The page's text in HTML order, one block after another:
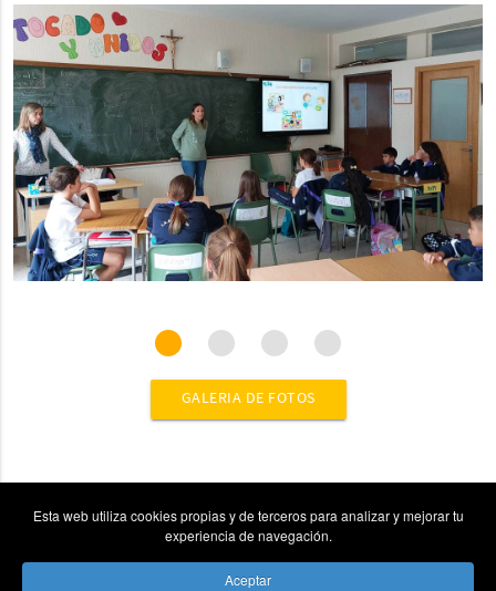
GALERIA DE FOTOS
Esta web utiliza cookies propias y de terceros para analizar y mejorar tu
experiencia de navegación.
Aceptar